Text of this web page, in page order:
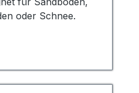
nicht uns zu
Fahne und Ihres
oder Schnee.